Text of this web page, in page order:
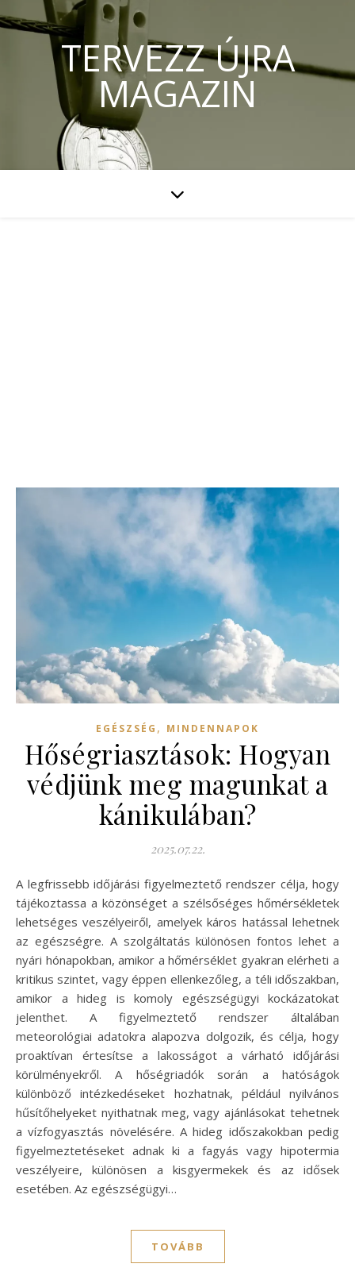
TERVEZZ ÚJRA
MAGAZIN
EGÉSZSÉG , MINDENNAPOK
Hőségriasztások: Hogyan
védjünk meg magunkat a
kánikulában?
2025.07.22.
A legfrissebb időjárási figyelmeztető rendszer célja, hogy
tájékoztassa a közönséget a szélsőséges hőmérsékletek
lehetséges veszélyeiről, amelyek káros hatással lehetnek
az egészségre. A szolgáltatás különösen fontos lehet a
nyári hónapokban, amikor a hőmérséklet gyakran elérheti a
kritikus szintet, vagy éppen ellenkezőleg, a téli időszakban,
amikor a hideg is komoly egészségügyi kockázatokat
jelenthet. A figyelmeztető rendszer általában
meteorológiai adatokra alapozva dolgozik, és célja, hogy
proaktívan értesítse a lakosságot a várható időjárási
körülményekről. A hőségriadók során a hatóságok
különböző intézkedéseket hozhatnak, például nyilvános
hűsítőhelyeket nyithatnak meg, vagy ajánlásokat tehetnek
a vízfogyasztás növelésére. A hideg időszakokban pedig
figyelmeztetéseket adnak ki a fagyás vagy hipotermia
veszélyeire, különösen a kisgyermekek és az idősek
esetében. Az egészségügyi…
TOVÁBB